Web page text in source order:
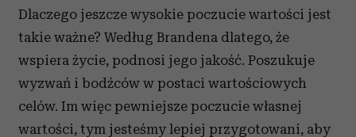
Dlaczego jeszcze wysokie poczucie wartości jest
takie ważne? Według Brandena dlatego, że
wspiera życie, podnosi jego jakość. Poszukuje
wyzwań i bodźców w postaci wartościowych
celów. Im więc pewniejsze poczucie własnej
wartości, tym jesteśmy lepiej przygotowani, aby